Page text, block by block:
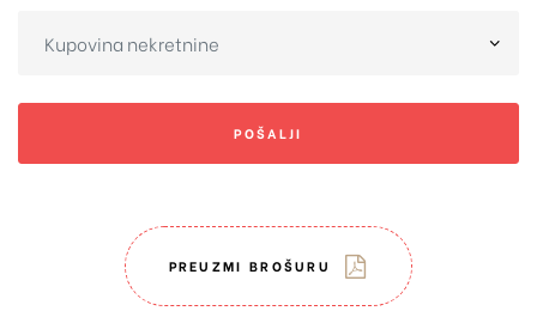
POŠALJI
PREUZMI BROŠURU